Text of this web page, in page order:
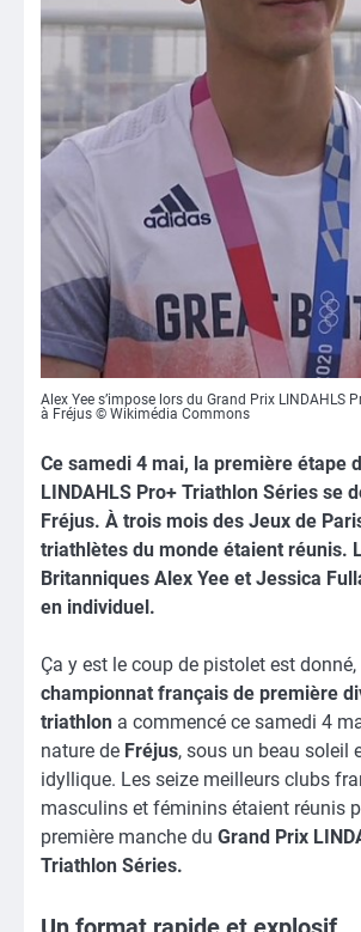
Alex Yee s’impose lors du Grand Prix LINDAHLS
à Fréjus © Wikimédia Commons
Ce samedi 4 mai, la première étape
LINDAHLS Pro+ Triathlon Séries se
Fréjus. À trois mois des Jeux de
triathlètes du monde étaient réunis.
Britanniques Alex Yee et Jessica
en individuel.
Ça y est le coup de pistolet est
championnat français de première
triathlon a commencé ce samedi 4
nature de Fréjus, sous un beau soleil
idyllique. Les seize meilleurs clubs
masculins et féminins étaient réunis
première manche du Grand Prix
Triathlon Séries.